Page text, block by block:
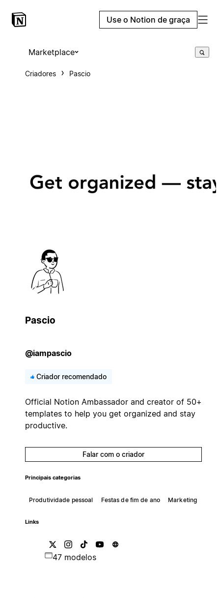
Use o Notion de graça
Marketplace
Criadores Pascio
Pascio
@iampascio
Criador recomendado
Official Notion Ambassador and creator of 50+
templates to help you get organized and stay
productive.
Falar com o criador
Principais categorias
Produtividade pessoal Festas de fim de ano Marketing
Links
47 modelos